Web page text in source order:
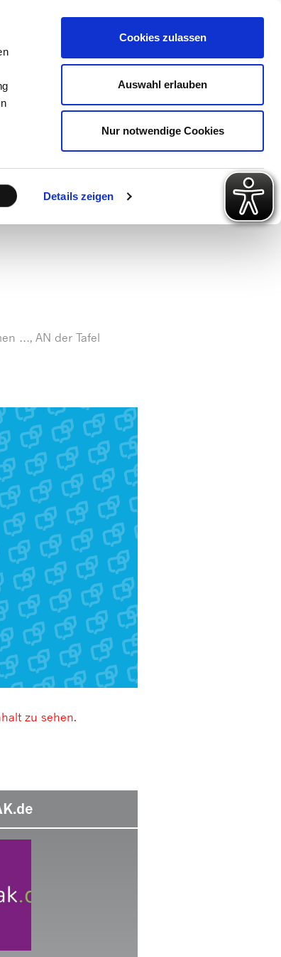
Details zeigen
Cookies zulassen
Auswahl erlauben
Nur notwendige Cookies
Gründe Über uns
…, AN der Tafel
zu sehen.